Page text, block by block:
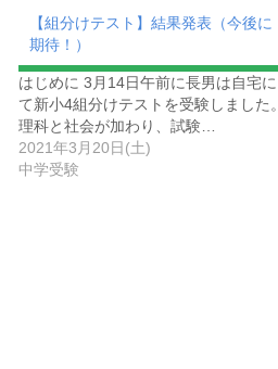
【組分けテスト】結果発表（今後に
期待！）
はじめに 3月14日午前に長男は自宅に
て新小4組分けテストを受験しました。
理科と社会が加わり、試験…
2021年3月20日(土)
中学受験